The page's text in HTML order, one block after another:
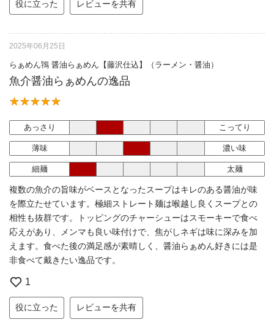
役に立った レビューを共有
2025年06月25日
らぁめん鴇 醤油らぁめん【藤沢仕込】（ラーメン・醤油）
魚介醤油らぁめんの逸品
あっさり こってり
薄味 濃い味
細麺 太麺
複数の魚介の旨味がベースとなったスープはキレのある醤油が味
を際立たせています。極細ストレート麺は喉越し良くスープとの
相性も抜群です。トッピングのチャーシューはスモーキーで食べ
応えがあり、メンマも良い味付けで、焦がしネギは味に深みを加
えます。食べた後の満足感が素晴しく、醤油らぁめん好きには是
非食べて戴きたい逸品です。
1
役に立った レビューを共有